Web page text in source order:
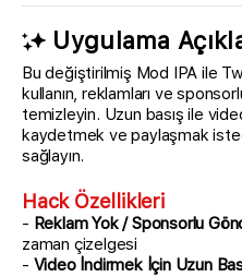
Uygulama
Bu değiştirilmiş Mod IPA ile
kullanın, reklamları ve
temizleyin. Uzun basış ile
kaydetmek ve paylaşmak
sağlayın.
Hack Özellikleri
- Reklam Yok / Sponsorlu
zaman çizelgesi
- Video İndirmek İçin Uzun